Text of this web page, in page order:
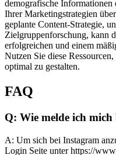
demografische
Ihrer Marketingstrategien
geplante Content-Strategie,
Zielgruppenforschung, kann
erfolgreichen und einem
Nutzen Sie diese
optimal zu gestalten.
FAQ
Q: Wie melde ich
A: Um sich bei Instagram
Login Seite unter https://